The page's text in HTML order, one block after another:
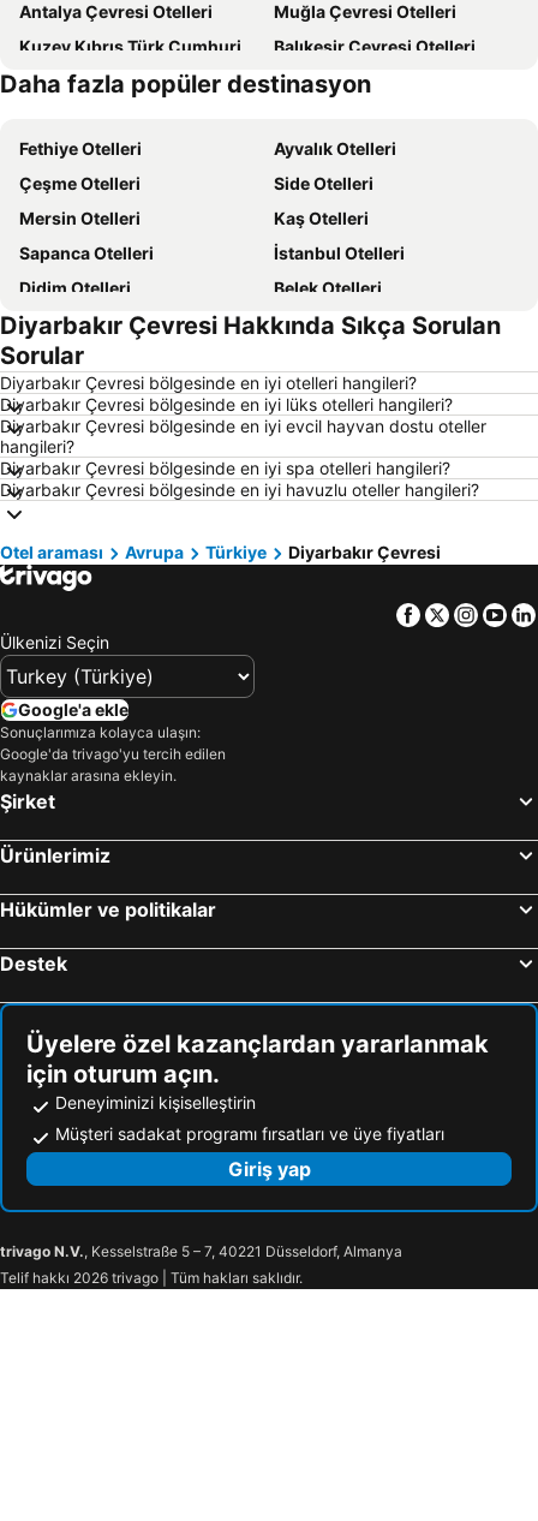
Antalya Çevresi Otelleri
Muğla Çevresi Otelleri
Kuzey Kıbrıs Türk Cumhuriyeti Otelleri
Balıkesir Çevresi Otelleri
Kıbrıs Otelleri
Türkiye Otelleri
Daha fazla popüler destinasyon
Fethiye Otelleri
Ayvalık Otelleri
Çeşme Otelleri
Side Otelleri
Mersin Otelleri
Kaş Otelleri
Sapanca Otelleri
İstanbul Otelleri
Didim Otelleri
Belek Otelleri
Alaçatı Otelleri
Datça Otelleri
İzmir Otelleri
Bozcaada Otelleri
Çanakkale Otelleri
Erdek Otelleri
Manavgat Otelleri
Ölüdeniz Otelleri
Kapadokya Otelleri
Ege Sahilleri Otelleri
Aydın Çevresi Otelleri
Ege Bölgesi Otelleri
Akdeniz Bölgesi Otelleri
Çanakkale Çevresi Otelleri
Sakız Adası Otelleri
İstanbul Çevresi Otelleri
Girne Otelleri
Maldivler Otelleri
Afyonkarahisar Çevresi Otelleri
Diyarbakır Çevresi Hakkında Sıkça Sorulan
Sorular
Diyarbakır Çevresi bölgesinde en iyi otelleri hangileri?
Diyarbakır Çevresi bölgesinde en iyi lüks otelleri hangileri?
Diyarbakır Çevresi bölgesinde en iyi evcil hayvan dostu oteller
hangileri?
Diyarbakır Çevresi bölgesinde en iyi spa otelleri hangileri?
Diyarbakır Çevresi bölgesinde en iyi havuzlu oteller hangileri?
Otel araması Avrupa Türkiye Diyarbakır Çevresi
Facebook
Twitter
Ülkenizi Seçin
Google'a ekle
Sonuçlarımıza kolayca ulaşın:
Google'da trivago'yu tercih edilen
kaynaklar arasına ekleyin.
Şirket
Ürünlerimiz
Hükümler ve politikalar
Destek
Üyelere özel kazançlardan yararlanmak
için oturum açın.
Deneyiminizi kişiselleştirin
Müşteri sadakat programı fırsatları ve üye fiyatları
Giriş yap
trivago N.V., Kesselstraße 5 – 7, 40221 Düsseldorf, Almanya
Telif hakkı 2026 trivago | Tüm hakları saklıdır.